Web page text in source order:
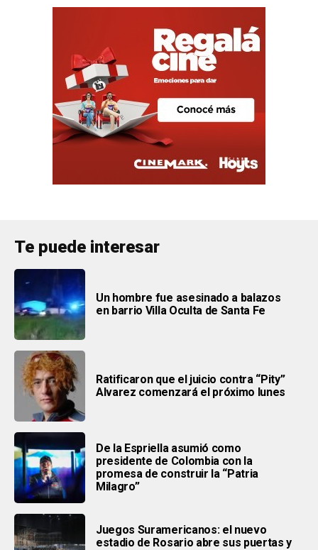
Te puede interesar
Un hombre fue asesinado a balazos
en barrio Villa Oculta de Santa Fe
Ratificaron que el juicio contra “Pity”
Alvarez comenzará el próximo lunes
De la Espriella asumió como
presidente de Colombia con la
promesa de construir la “Patria
Milagro”
Juegos Suramericanos: el nuevo
estadio de Rosario abre sus puertas y